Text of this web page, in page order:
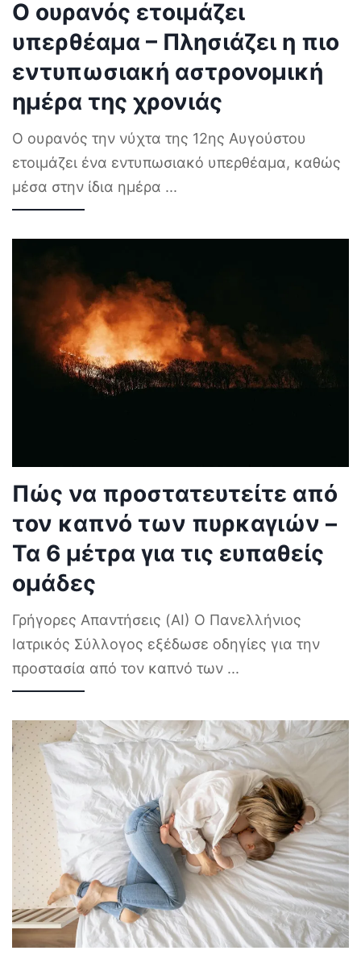
Ο ουρανός ετοιμάζει
υπερθέαμα – Πλησιάζει η πιο
εντυπωσιακή αστρονομική
ημέρα της χρονιάς
Ο ουρανός την νύχτα της 12ης Αυγούστου
ετοιμάζει ένα εντυπωσιακό υπερθέαμα, καθώς
μέσα στην ίδια ημέρα ...
Πώς να προστατευτείτε από
τον καπνό των πυρκαγιών –
Τα 6 μέτρα για τις ευπαθείς
ομάδες
Γρήγορες Απαντήσεις (AI) Ο Πανελλήνιος
Ιατρικός Σύλλογος εξέδωσε οδηγίες για την
προστασία από τον καπνό των ...